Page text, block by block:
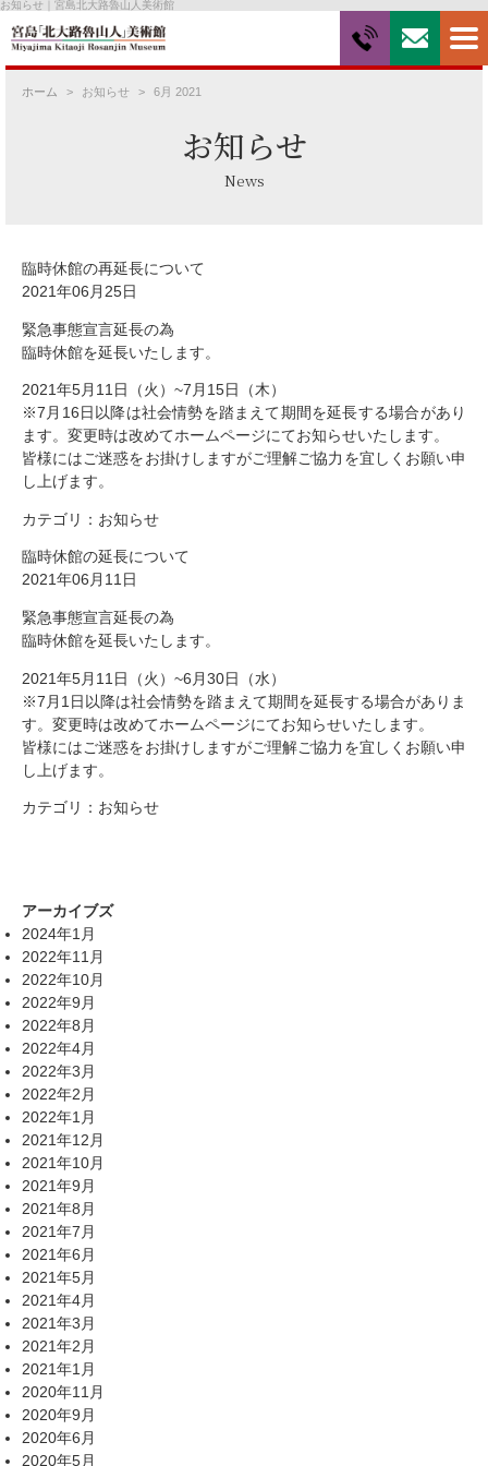
お知らせ｜宮島北大路魯山人美術館
ホーム お知らせ 6月 2021
お知らせ
News
臨時休館の再延長について
2021年06月25日
緊急事態宣言延長の為
臨時休館を延長いたします。
2021年5月11日（火）~7月15日（木）
※7月16日以降は社会情勢を踏まえて期間を延長する場合があり
ます。変更時は改めてホームページにてお知らせいたします。
皆様にはご迷惑をお掛けしますがご理解ご協力を宜しくお願い申
し上げます。
カテゴリ： お知らせ
臨時休館の延長について
2021年06月11日
緊急事態宣言延長の為
臨時休館を延長いたします。
2021年5月11日（火）~6月30日（水）
※7月1日以降は社会情勢を踏まえて期間を延長する場合がありま
す。変更時は改めてホームページにてお知らせいたします。
皆様にはご迷惑をお掛けしますがご理解ご協力を宜しくお願い申
し上げます。
カテゴリ： お知らせ
アーカイブズ
2024年1月
2022年11月
2022年10月
2022年9月
2022年8月
2022年4月
2022年3月
2022年2月
2022年1月
2021年12月
2021年10月
2021年9月
2021年8月
2021年7月
2021年6月
2021年5月
2021年4月
2021年3月
2021年2月
2021年1月
2020年11月
2020年9月
2020年6月
2020年5月